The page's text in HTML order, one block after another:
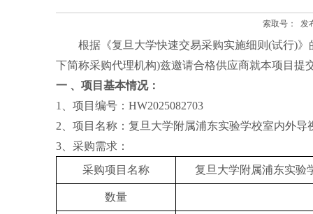
索取号： 发
根据《复旦大学快速交易采购实施细则 (试行)》
下简称采购代理机构)兹邀请合格供应商就本项目提
一 、项目基本情况：
1、项目编号：HW2025082703
2、项目名称：复旦大学附属浦东实验学校室内外导
3、采购需求：
采购项目 名称 复旦大学附属浦东实验
数量